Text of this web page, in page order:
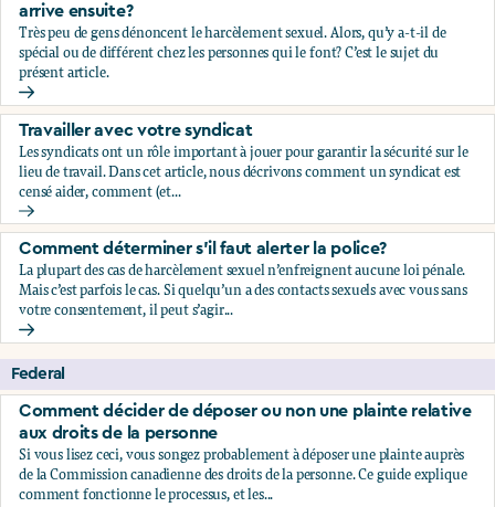
arrive ensuite?
Très peu de gens dénoncent le harcèlement sexuel. Alors, qu’y a-t-il de
spécial ou de différent chez les personnes qui le font? C’est le sujet du
présent article.
Qui dénonce le harcèlement sexuel, et qu’est-ce qui leur
Travailler avec votre syndicat
Les syndicats ont un rôle important à jouer pour garantir la sécurité sur le
lieu de travail. Dans cet article, nous décrivons comment un syndicat est
censé aider, comment (et...
Travailler avec votre syndicat
Comment déterminer s’il faut alerter la police?
La plupart des cas de harcèlement sexuel n’enfreignent aucune loi pénale.
Mais c’est parfois le cas. Si quelqu’un a des contacts sexuels avec vous sans
votre consentement, il peut s’agir...
Comment déterminer s’il faut alerter la police?
Federal
Comment décider de déposer ou non une plainte relative
aux droits de la personne
Si vous lisez ceci, vous songez probablement à déposer une plainte auprès
de la Commission canadienne des droits de la personne. Ce guide explique
comment fonctionne le processus, et les...